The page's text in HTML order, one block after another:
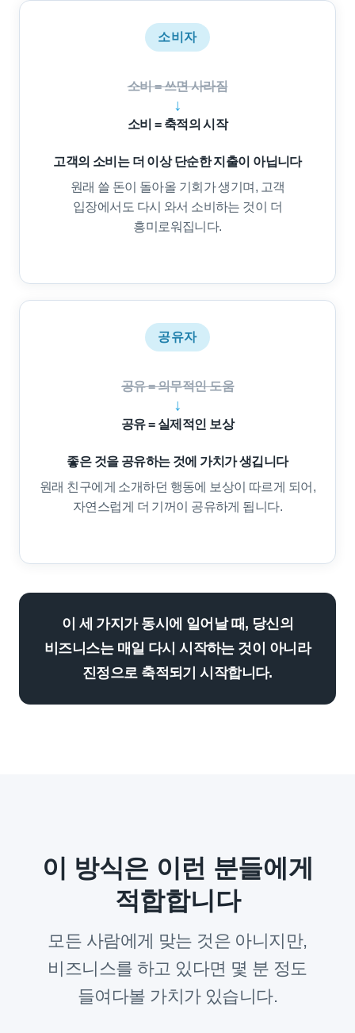
소비자
소비 = 쓰면 사라짐
↓
소비 = 축적의 시작
고객의 소비는 더 이상 단순한 지출이 아닙니다
원래 쓸 돈이 돌아올 기회가 생기며, 고객
입장에서도 다시 와서 소비하는 것이 더
흥미로워집니다.
공유자
공유 = 의무적인 도움
↓
공유 = 실제적인 보상
좋은 것을 공유하는 것에 가치가 생깁니다
원래 친구에게 소개하던 행동에 보상이 따르게 되어,
자연스럽게 더 기꺼이 공유하게 됩니다.
이 세 가지가 동시에 일어날 때, 당신의
비즈니스는 매일 다시 시작하는 것이 아니라
진정으로 축적되기 시작합니다.
이 방식은 이런 분들에게
적합합니다
모든 사람에게 맞는 것은 아니지만,
비즈니스를 하고 있다면 몇 분 정도
들여다볼 가치가 있습니다.